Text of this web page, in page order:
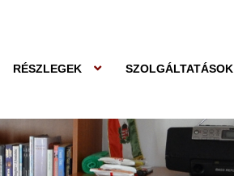
RÉSZLEGEK SZOLGÁLTATÁSOK